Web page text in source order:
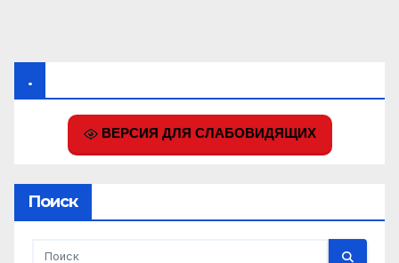
.
ВЕРСИЯ ДЛЯ СЛАБОВИДЯЩИХ
Поиск